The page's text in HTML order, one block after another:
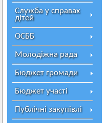
Служба у справах
дітей
ОСББ
Молодіжна рада
Бюджет громади
Бюджет участі
Публічні закупівлі